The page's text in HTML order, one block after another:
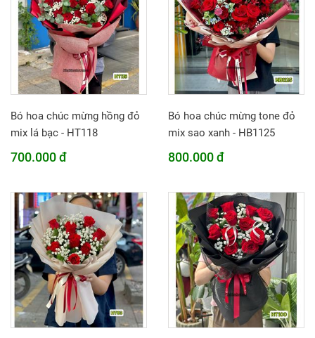
Bó hoa chúc mừng hồng đỏ
mix lá bạc - HT118
700.000 đ
Bó hoa chúc mừng tone đỏ
mix sao xanh - HB1125
800.000 đ